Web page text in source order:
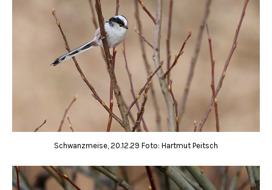
Schwanzmeise, 20.12.29 Foto: Hartmut Peitsch